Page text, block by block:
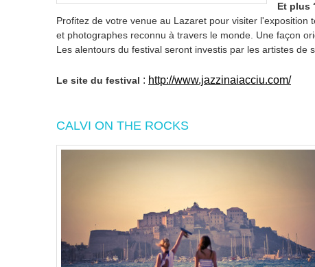
Et plus
Profitez de votre venue au Lazaret pour visiter l'exposition
et photographes reconnu à travers le monde. Une façon
Les alentours du festival seront investis par les artistes
Le site du festival : http://www.jazzinaiacciu.com/
CALVI ON THE ROCKS